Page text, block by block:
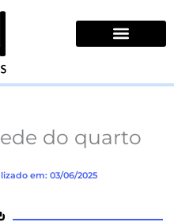
do quarto
em: 03/06/2025